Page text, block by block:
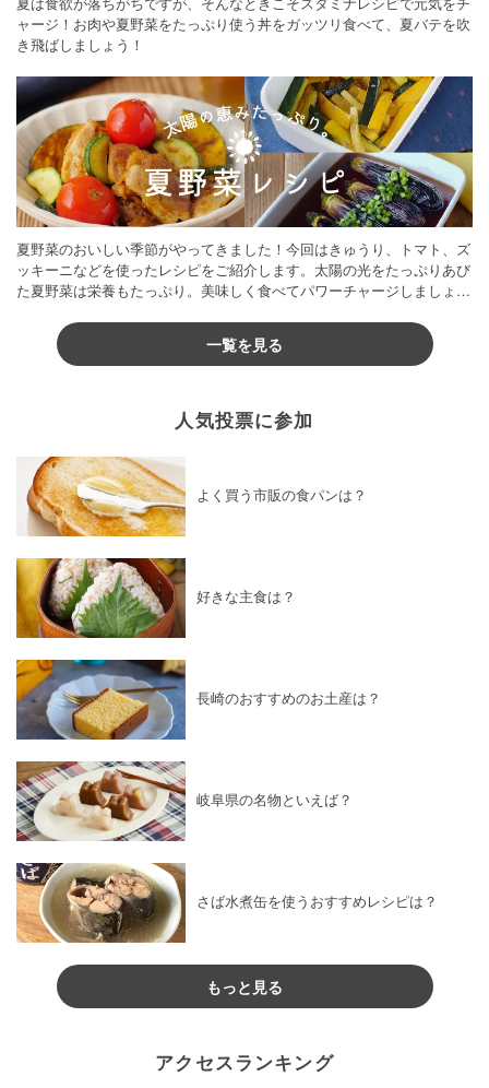
ャージ！お肉や夏野菜をたっぷり使う丼をガッツリ食べて、夏バテを吹
き飛ばしましょう！
夏野菜のおいしい季節がやってきました！今回はきゅうり、トマト、ズ
ッキーニなどを使ったレシピをご紹介します。太陽の光をたっぷりあび
た夏野菜は栄養もたっぷり。美味しく食べてパワーチャージしましょう
一覧を見る
人気投票に参加
よく買う市販の食パンは？
好きな主食は？
長崎のおすすめのお土産は？
岐阜県の名物といえば？
さば水煮缶を使うおすすめレシピは？
もっと見る
アクセスランキング